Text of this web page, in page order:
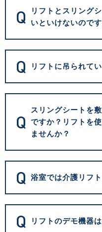
Q
リフトとスリング
いといけないので
Q リフトに吊られて
Q
スリングシートを
ですか？リフトを
ませんか？
Q 浴室では介護リフ
Q リフトのデモ機器